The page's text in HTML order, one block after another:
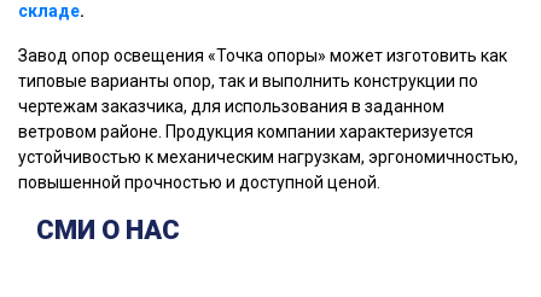
складе.
Завод опор освещения «Точка опоры» может изготовить как
типовые варианты опор, так и выполнить конструкции по
чертежам заказчика, для использования в заданном
ветровом районе. Продукция компании характеризуется
устойчивостью к механическим нагрузкам, эргономичностью,
повышенной прочностью и доступной ценой.
СМИ О НАС